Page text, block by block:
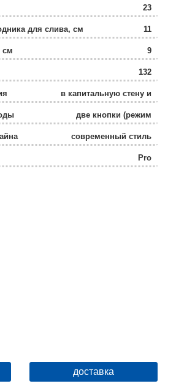
23
для слива, см 11
см 9
132
в капитальную стену и
пол
две кнопки (режим
эконом)
современный стиль
Pro
доставка